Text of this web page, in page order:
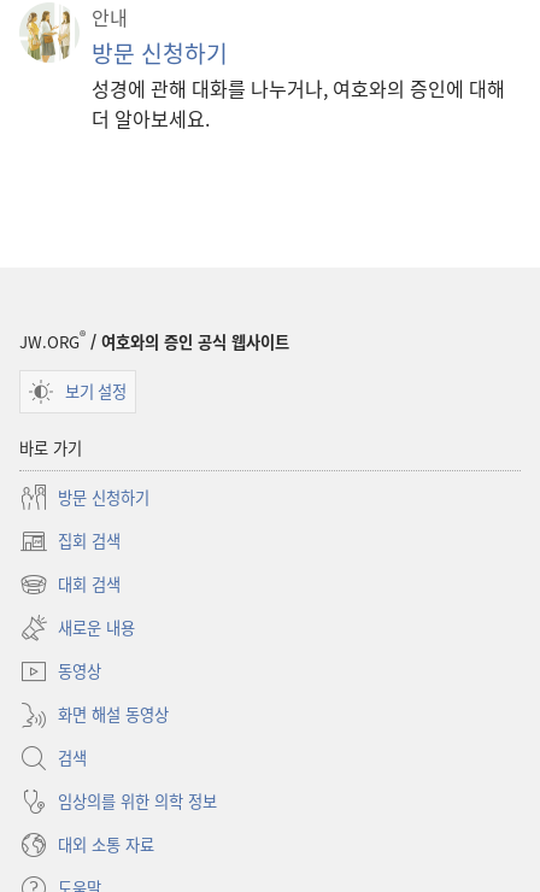
안내
방문 신청하기
성경에 관해 대화를 나누거나, 여호와의 증인에 대해
더 알아보세요.
JW.ORG® / 여호와의 증인 공식 웹사이트
보기 설정
바로 가기
방문 신청하기
집회 검색
(새로운
창
대회 검색
(새로운
창
열기)
새로운 내용
동영상
화면 해설 동영상
검색
임상의를 위한 의학 정보
대외 소통 자료